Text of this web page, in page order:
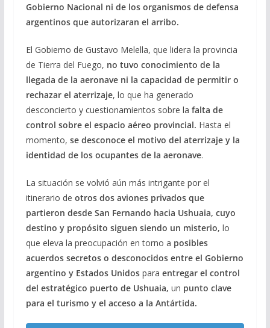
Gobierno Nacional ni de los organismos de defensa
argentinos que autorizaran el arribo.
El Gobierno de Gustavo Melella, que lidera la provincia
de Tierra del Fuego, no tuvo conocimiento de la
llegada de la aeronave ni la capacidad de permitir o
rechazar el aterrizaje, lo que ha generado
desconcierto y cuestionamientos sobre la falta de
control sobre el espacio aéreo provincial. Hasta el
momento, se desconoce el motivo del aterrizaje y la
identidad de los ocupantes de la aeronave.
La situación se volvió aún más intrigante por el
itinerario de otros dos aviones privados que
partieron desde San Fernando hacia Ushuaia, cuyo
destino y propósito siguen siendo un misterio, lo
que eleva la preocupación en torno a posibles
acuerdos secretos o desconocidos entre el Gobierno
argentino y Estados Unidospara entregar el control
del estratégico puerto de Ushuaia, un punto clave
para el turismo y el acceso a la Antártida.